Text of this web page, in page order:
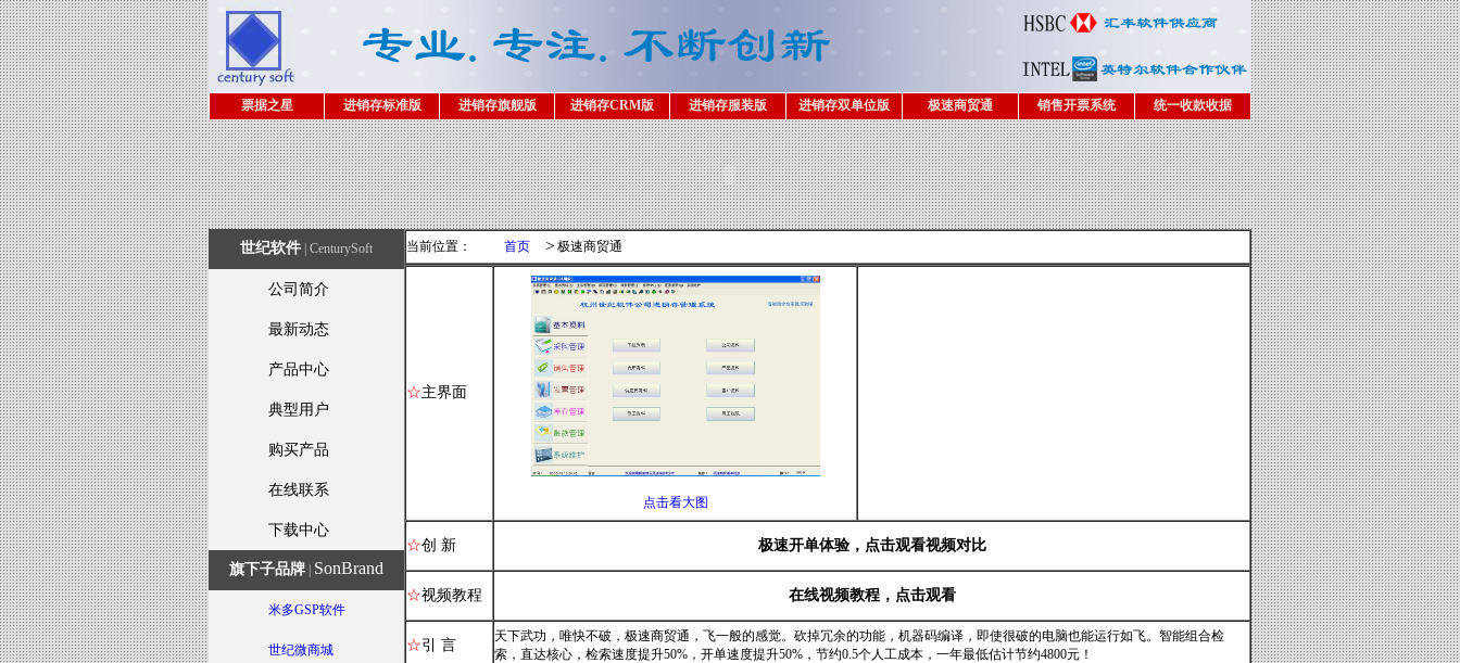
票据之星 进销存标准版 进销存旗舰版 进销存CRM版 进销存服装版 进销存双单位版 极速商贸通 销售开票系统 统一收款收据
世纪软件 | CenturySoft
公司简介
最新动态
产品中心
典型用户
购买产品
在线联系
下载中心
旗下子品牌 SonBrand
米多GSP软件
世纪微商城
当前位置： 首页 >极速商贸通
☆主界面
点击看大图
☆创 新 极速开单体验，点击观看视频对比
☆视频教程 在线视频教程，点击观看
☆引 言
天下武功，唯快不破，极速商贸通，飞一般的感觉。砍掉冗余的功能，机器码编译，即使很破的电脑也能运行如飞。智能组合检
索，直达核心，检索速度提升50%，开单速度提升50%，节约0.5个人工成本，一年最低估计节约4800元！